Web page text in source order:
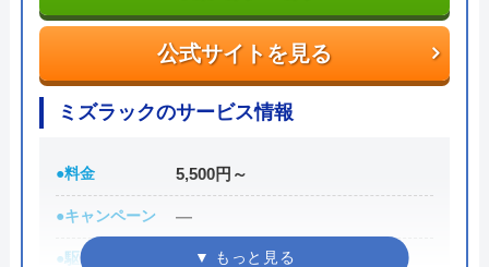
す。
公式サイトを見る
0120-492-315
受付時間 24時間
ひろしま水道職人の基本情報
公式サイトを見る
ミズラックのサービス情報
●料金 5,500円～
●キャンペーン ―
●駆けつけ時間 最短30分